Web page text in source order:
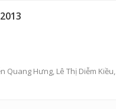
Quang Hưng, Lê Thị Diễm Kiều,